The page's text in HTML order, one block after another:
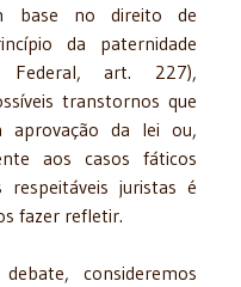
base no direito de
da paternidade
Federal, art. 227),
transtornos que
aprovação da lei ou,
aos casos fáticos
respeitáveis juristas é
fazer refletir.
consideremos